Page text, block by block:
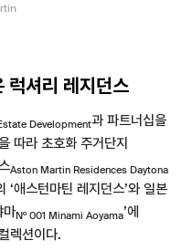
럭셔리 레지던스
Development과 파트너십을
따라 초호화 주거단지
Aston Martin Residences Daytona
‘애스턴마틴 레지던스’와 일본
마Nº 001 Minami Aoyama’에
렉션이다.